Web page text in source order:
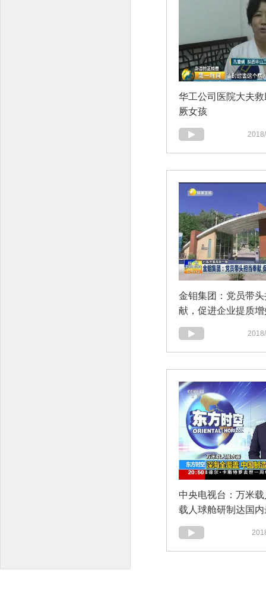
华工公司医院大夫
厥女孩
金钼集团：党员带
献，促进企业提质增
中央电视台：万米
载人球舱研制达国